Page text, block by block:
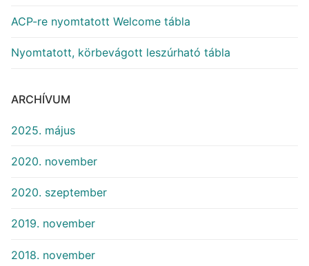
ACP-re nyomtatott Welcome tábla
Nyomtatott, körbevágott leszúrható tábla
ARCHÍVUM
2025. május
2020. november
2020. szeptember
2019. november
2018. november